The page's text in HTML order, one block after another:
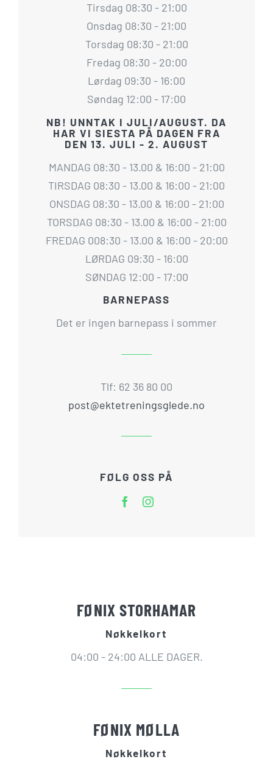
Tirsdag 08:30 - 21:00
Onsdag 08:30 - 21:00
Torsdag 08:30 - 21:00
Fredag 08:30 - 20:00
Lørdag 09:30 - 16:00
Søndag 12:00 - 17:00
NB! UNNTAK I JULI/AUGUST. DA
HAR VI SIESTA PÅ DAGEN FRA
DEN 13. JULI - 2. AUGUST
MANDAG 08:30 - 13.00 & 16:00 - 21:00
TIRSDAG 08:30 - 13.00 & 16:00 - 21:00
ONSDAG 08:30 - 13.00 & 16:00 - 21:00
TORSDAG 08:30 - 13.00 & 16:00 - 21:00
FREDAG 008:30 - 13.00 & 16:00 - 20:00
LØRDAG 09:30 - 16:00
SØNDAG 12:00 - 17:00
BARNEPASS
Det er ingen barnepass i sommer
Tlf: 62 36 80 00
post@ektetreningsglede.no
FØLG OSS PÅ
FØNIX STORHAMAR
Nøkkelkort
04:00 - 24:00 ALLE DAGER.
FØNIX MØLLA
Nøkkelkort